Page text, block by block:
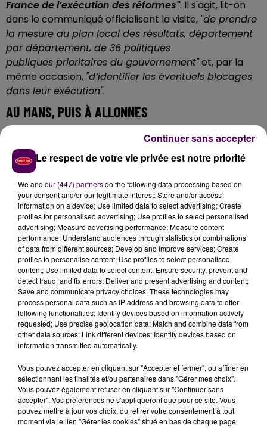
France de l’exécution des réformes". Il s'agit, lit-on
dans le communiqué officialisant la visite, "de prendre
la mesure au plan local des résultats, département
par département, de 36 politiques
publiques prioritaires du gouvernement"et, par la
même occasion, "d’identifier les éventuels blocages
dans leur exécution".
AU MANS, PUIS À ALLONNES
Selon le déroulé prévisionnel, Amélie de Montchalin
doit d'abord effectuer
une visite sur le chantier de la
crèche multi-accueil des Sablons, au Mans, dès
9h45
. A partir de 10h25, elle signera, au centre social
des quartiers sud, boulevard des Glonnières, toujours
au Mans donc, une"convention France Services".
Dernière étape à 11h20 : la ministre se rendra au
"Cube"-lieu d'accueil pour les personnes désireuses
de mieux comprendre les outils informatiques- , rue
Jean-Behra à Allonnes.
À LA UNE
Le respect de votre vie privée est notre priorité
We and our (447) partnersdo the following data processing based on
your consent and/or our legitimate interest: Store and/or access
information on a device; Use limited data to select advertising; Create
profiles for personalised advertising; Use profiles to select personalised
advertising; Measure advertising performance; Measure content
performance; Understand audiences through statistics or combinations
of data from different sources; Develop and improve services; Create
profiles to personalise content; Use profiles to select personalised
content; Use limited data to select content; Ensure security, prevent and
detect fraud, and fix errors; Deliver and present advertising and content;
Save and communicate privacy choices. These technologies may
process personal data such as IP address and browsing data to offer
following functionalities: Identify devices based on information actively
requested; Use precise geolocation data; Match and combine data from
other data sources; Link different devices; Identify devices based on
information transmitted automatically.
Vous pouvez accepter en cliquant sur "Accepter et fermer", ou affiner en
sélectionnant les finalités et/ou partenaires dans "Gérer mes choix".
Vous pouvez également refuser en cliquant sur "Continuer sans
accepter". Vos préférences ne s'appliqueront que pour ce site. Vous
pouvez mettre à jour vos choix, ou retirer votre consentement à tout
moment via le lien "Gérer les cookies" situé en bas de chaque page.
Continuer sans accepter